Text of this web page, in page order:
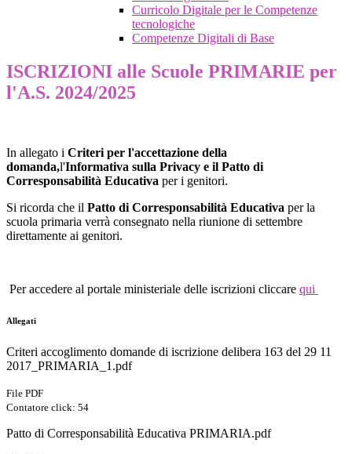
Curricolo Digitale per le Competenze
tecnologiche
Competenze Digitali di Base
ISCRIZIONI alle Scuole PRIMARIE per
l'A.S. 2024/2025
In allegato i Criteri per l'accettazione della
domanda,l'Informativa sulla Privacy e il Patto di
Corresponsabilità Educativa per i genitori.
Si ricorda che il Patto di Corresponsabilità Educativa per la
scuola primaria verrà consegnato nella riunione di settembre
direttamente ai genitori.
Per accedere al portale ministeriale delle iscrizioni cliccare qui
Allegati
Criteri accoglimento domande di iscrizione delibera 163 del 29 11
2017_PRIMARIA_1.pdf
File PDF
Contatore click: 54
Patto di Corresponsabilità Educativa PRIMARIA.pdf